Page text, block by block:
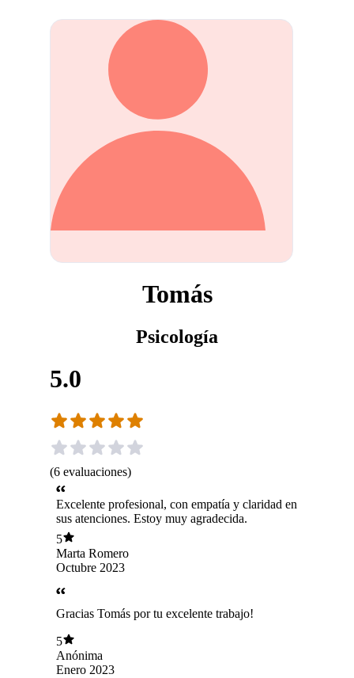
Tomás
Psicología
5.0
(6 evaluaciones)
Excelente profesional, con empatía y claridad en
sus atenciones. Estoy muy agradecida.
5
Marta Romero
Octubre 2023
Gracias Tomás por tu excelente trabajo!
5
Anónima
Enero 2023